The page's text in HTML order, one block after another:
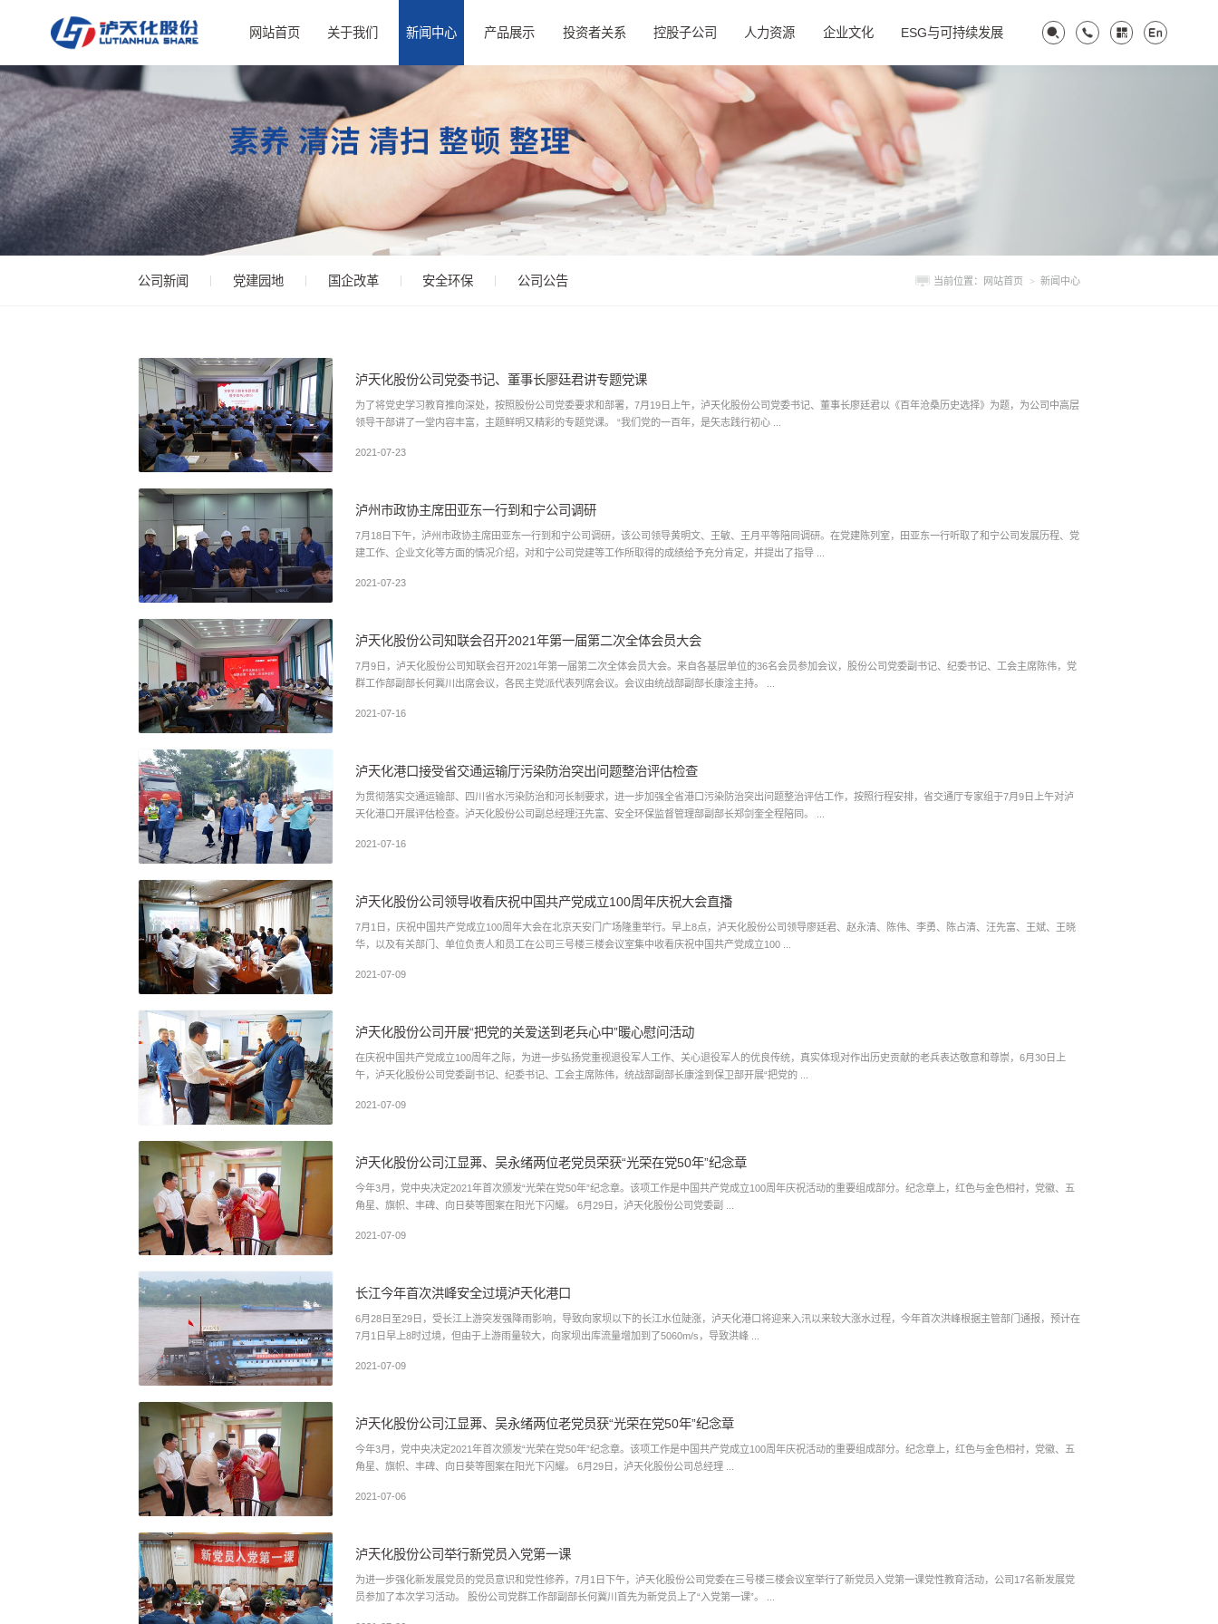
网站首页 关于我们 新闻中心 产品展示 投资者关系 控股子公司 人力资源 企业文化 ESG与可持续发展
公司新闻 党建园地 国企改革 安全环保 公司公告 当前位置： 网站首页 > 新闻中心
泸天化股份公司党委书记、董事长廖廷君讲专题党课
2021-07-23
为了将党史学习教育推向深处，按照股份公司党委要求和部署，7月19日上午，泸天化股份公司党委书记、董事长廖廷君以《百年沧桑历史选择》为题，为公司中高层
领导干部讲了一堂内容丰富，主题鲜明又精彩的专题党课。 “我们党的一百年，是矢志践行初心 ...
泸州市政协主席田亚东一行到和宁公司调研
2021-07-23
7月18日下午，泸州市政协主席田亚东一行到和宁公司调研，该公司领导黄明文、王敏、王月平等陪同调研。在党建陈列室，田亚东一行听取了和宁公司发展历程、党
建工作、企业文化等方面的情况介绍，对和宁公司党建等工作所取得的成绩给予充分肯定，并提出了指导 ...
泸天化股份公司知联会召开2021年第一届第二次全体会员大会
2021-07-16
7月9日，泸天化股份公司知联会召开2021年第一届第二次全体会员大会。来自各基层单位的36名会员参加会议，股份公司党委副书记、纪委书记、工会主席陈伟，党
泸天化港口接受省交通运输厅污染防治突出问题整治评估检查
2021-07-16
为贯彻落实交通运输部、四川省水污染防治和河长制要求，进一步加强全省港口污染防治突出问题整治评估工作，按照行程安排，省交通厅专家组于7月9日上午对泸
天化港口开展评估检查。泸天化股份公司副总经理汪先富、安全环保监督管理部副部长郑剑奎全程陪同。 ...
泸天化股份公司领导收看庆祝中国共产党成立100周年庆祝大会直播
2021-07-09
7月1日，庆祝中国共产党成立100周年大会在北京天安门广场隆重举行。早上8点，泸天化股份公司领导廖廷君、赵永清、陈伟、李勇、陈占清、汪先富、王斌、王晓
华，以及有关部门、单位负责人和员工在公司三号楼三楼会议室集中收看庆祝中国共产党成立100 ...
泸天化股份公司开展“把党的关爱送到老兵心中”暖心慰问活动
2021-07-09
在庆祝中国共产党成立100周年之际，为进一步弘扬党重视退役军人工作、关心退役军人的优良传统，真实体现对作出历史贡献的老兵表达敬意和尊崇，6月30日上
午，泸天化股份公司党委副书记、纪委书记、工会主席陈伟，统战部副部长康淦到保卫部开展“把党的 ...
泸天化股份公司江显茀、吴永绪两位老党员荣获“光荣在党50年”纪念章
2021-07-09
今年3月，党中央决定2021年首次颁发“光荣在党50年”纪念章。该项工作是中国共产党成立100周年庆祝活动的重要组成部分。纪念章上，红色与金色相衬，党徽、五
角星、旗帜、丰碑、向日葵等图案在阳光下闪耀。 6月29日，泸天化股份公司党委副 ...
长江今年首次洪峰安全过境泸天化港口
2021-07-09
6月28日至29日，受长江上游突发强降雨影响，导致向家坝以下的长江水位陡涨，泸天化港口将迎来入汛以来较大涨水过程，今年首次洪峰根据主管部门通报，预计在
7月1日早上8时过境，但由于上游雨量较大，向家坝出库流量增加到了5060m/s，导致洪峰 ...
泸天化股份公司江显茀、吴永绪两位老党员获“光荣在党50年”纪念章
2021-07-06
今年3月，党中央决定2021年首次颁发“光荣在党50年”纪念章。该项工作是中国共产党成立100周年庆祝活动的重要组成部分。纪念章上，红色与金色相衬，党徽、五
角星、旗帜、丰碑、向日葵等图案在阳光下闪耀。 6月29日，泸天化股份公司总经理 ...
泸天化股份公司举行新党员入党第一课
为进一步强化新发展党员的党员意识和党性修养，7月1日下午，泸天化股份公司党委在三号楼三楼会议室举行了新党员入党第一课党性教育活动，公司17名新发展党
员参加了本次学习活动。 股份公司党群工作部副部长何冀川首先为新党员上了“入党第一课”。 ...